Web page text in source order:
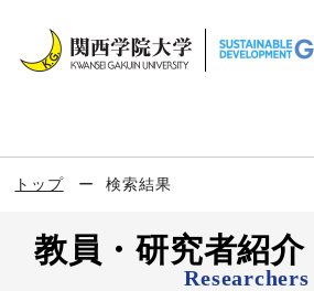
トップ 検索結果
教員・研究者紹
Researchers